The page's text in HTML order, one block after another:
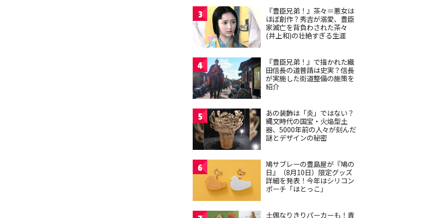
3
『豊臣兄弟！』茶々＝悪女は
ほぼ創作？秀吉が溺愛、豊臣
家滅亡を背負わされた茶々
(井上和)の壮絶すぎる生涯
4
『豊臣兄弟！』で描かれた織
田信長の道普請は史実？信長
が実施した街道整備の施策を
紹介
5
あの装飾は「炎」ではない？
縄文時代の国宝・火焔型土
器、5000年前の人々が刻んだ
謎とデザインの秘密
6
鳩サブレーの豊島屋が『鳩の
日』（8月10日）限定グッズ
詳細を発表！今年はシリコン
ポーチ「はとっこ」
土偶なりきりパーカーも！青